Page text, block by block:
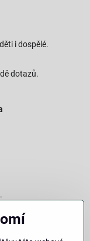
i dospělé.
dotazů.